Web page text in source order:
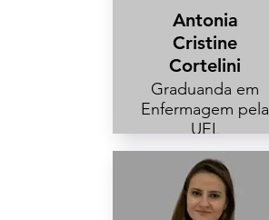
Antonia
Cristine
Cortelini
Graduanda em
Enfermagem pela
UEL
Bolsista de
Iniciação
Científica pelo
CNPQ.